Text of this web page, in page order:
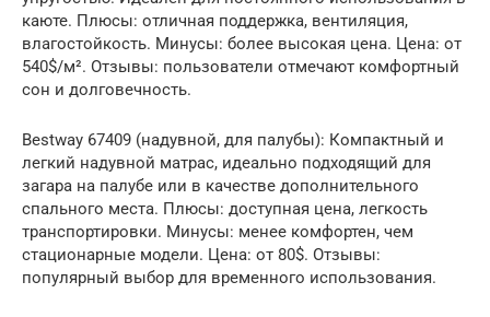
каюте. Плюсы: отличная поддержка, вентиляция,
влагостойкость. Минусы: более высокая цена. Цена: от
540$/м². Отзывы: пользователи отмечают комфортный
сон и долговечность.
Bestway 67409 (надувной, для палубы): Компактный и
легкий надувной матрас, идеально подходящий для
загара на палубе или в качестве дополнительного
спального места. Плюсы: доступная цена, легкость
транспортировки. Минусы: менее комфортен, чем
стационарные модели. Цена: от 80$. Отзывы:
популярный выбор для временного использования.